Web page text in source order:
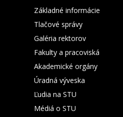
Základné informácie
Tlačové správy
Galéria rektorov
Fakulty a pracoviská
Akademické orgány
Úradná výveska
Ľudia na STU
Médiá o STU